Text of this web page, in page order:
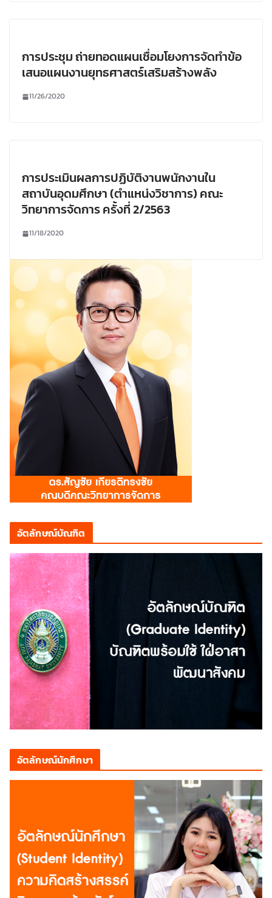
การประชุม ถ่ายทอดแผนเชื่อมโยงการจัดทำข้อ
เสนอแผนงานยุทธศาสตร์เสริมสร้างพลัง
11/26/2020
การประเมินผลการปฏิบัติงานพนักงานใน
สถาบันอุดมศึกษา (ตำแหน่งวิชาการ) คณะ
วิทยาการจัดการ ครั้งที่ 2/2563
11/18/2020
อัตลักษณ์บัณฑิต
อัตลักษณ์นักศึกษา